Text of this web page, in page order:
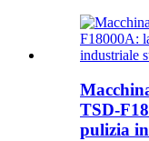
TSD-
pulizia